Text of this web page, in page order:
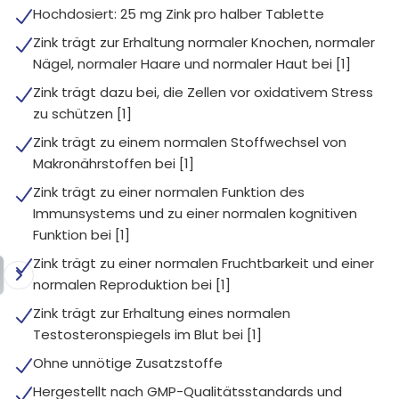
Hochdosiert: 25 mg Zink pro halber Tablette
Zink trägt zur Erhaltung normaler Knochen, normaler
Nägel, normaler Haare und normaler Haut bei [1]
Zink trägt dazu bei, die Zellen vor oxidativem Stress
zu schützen [1]
Zink trägt zu einem normalen Stoffwechsel von
Makronährstoffen bei [1]
Zink trägt zu einer normalen Funktion des
Immunsystems und zu einer normalen kognitiven
Funktion bei [1]
Zink trägt zu einer normalen Fruchtbarkeit und einer
normalen Reproduktion bei [1]
Zink trägt zur Erhaltung eines normalen
Testosteronspiegels im Blut bei [1]
Ohne unnötige Zusatzstoffe
Hergestellt nach GMP-Qualitätsstandards und